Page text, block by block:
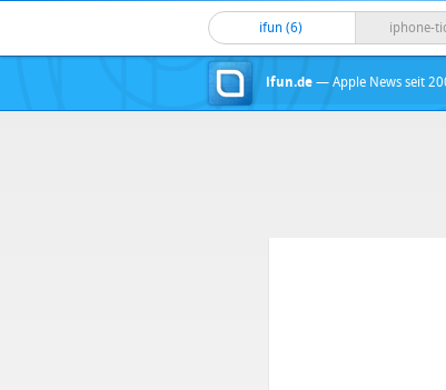
ifun (6) iphone-
ifun.de — Apple News seit